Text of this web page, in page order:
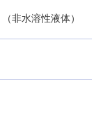
水溶性液体）